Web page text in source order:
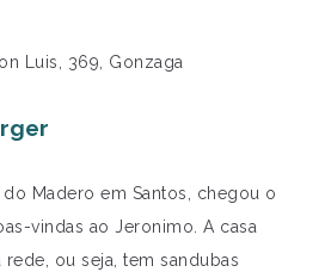
Luis, 369, Gonzaga
Madero em Santos, chegou o
vindas ao Jeronimo. A casa
ou seja, tem sandubas